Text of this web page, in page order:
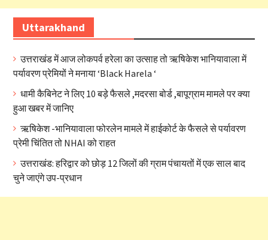
Uttarakhand
उत्तराखंड में आज लोकपर्व हरेला का उत्साह तो ऋषिकेश भानियावाला में
पर्यावरण प्रेमियों ने मनाया ‘Black Harela ‘
धामी कैबिनेट ने लिए 10 बड़े फैसले ,मदरसा बोर्ड ,बापूग्राम मामले पर क्या
हुआ खबर में जानिए
ऋषिकेश -भानियावाला फोरलेन मामले में हाईकोर्ट के फैसले से पर्यावरण
प्रेमी चिंतित तो NHAI को राहत
उत्तराखंड: हरिद्वार को छोड़ 12 जिलों की ग्राम पंचायतों में एक साल बाद
चुने जाएंगे उप-प्रधान